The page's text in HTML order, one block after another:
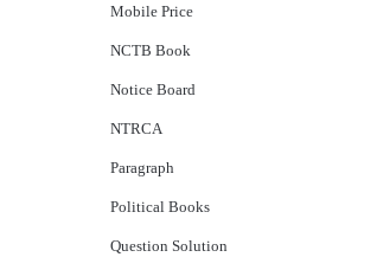
Mobile Price
NCTB Book
Notice Board
NTRCA
Paragraph
Political Books
Question Solution